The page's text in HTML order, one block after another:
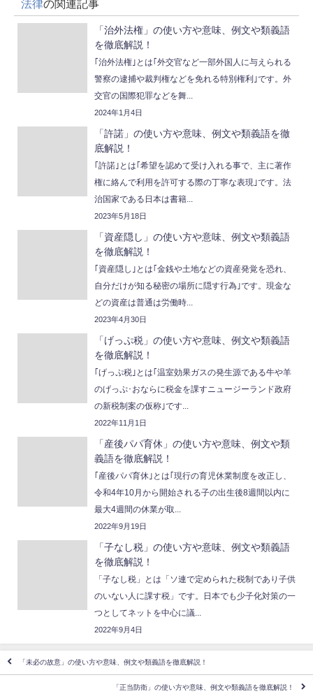
法律の関連記事
「治外法権」の使い方や意味、例文や類義語
を徹底解説！
｢治外法権｣とは｢外交官など一部外国人に与えられる
警察の逮捕や裁判権などを免れる特別権利｣です。外
交官の国際犯罪などを舞...
2024年1月4日
「許諾」の使い方や意味、例文や類義語を徹
底解説！
｢許諾｣とは｢希望を認めて受け入れる事で、主に著作
権に絡んで利用を許可する際の丁寧な表現｣です。法
治国家である日本は書籍...
2023年5月18日
「資産隠し」の使い方や意味、例文や類義語
を徹底解説！
｢資産隠し｣とは｢金銭や土地などの資産発覚を恐れ、
自分だけが知る秘密の場所に隠す行為｣です。現金な
どの資産は普通は労働時...
2023年4月30日
「げっぷ税」の使い方や意味、例文や類義語
を徹底解説！
｢げっぷ税｣とは｢温室効果ガスの発生源である牛や羊
のげっぷ･おならに税金を課すニュージーランド政府
の新税制案の仮称｣です...
2022年11月1日
「産後パパ育休」の使い方や意味、例文や類
義語を徹底解説！
｢産後パパ育休｣とは｢現行の育児休業制度を改正し、
令和4年10月から開始される子の出生後8週間以内に
最大4週間の休業が取...
2022年9月19日
「子なし税」の使い方や意味、例文や類義語
を徹底解説！
「子なし税」とは「ソ連で定められた税制であり子供
のいない人に課す税」です。日本でも少子化対策の一
つとしてネットを中心に議...
2022年9月4日
「未必の故意」の使い方や意味、例文や類義語を徹底解説！
「正当防衛」の使い方や意味、例文や類義語を徹底解説！